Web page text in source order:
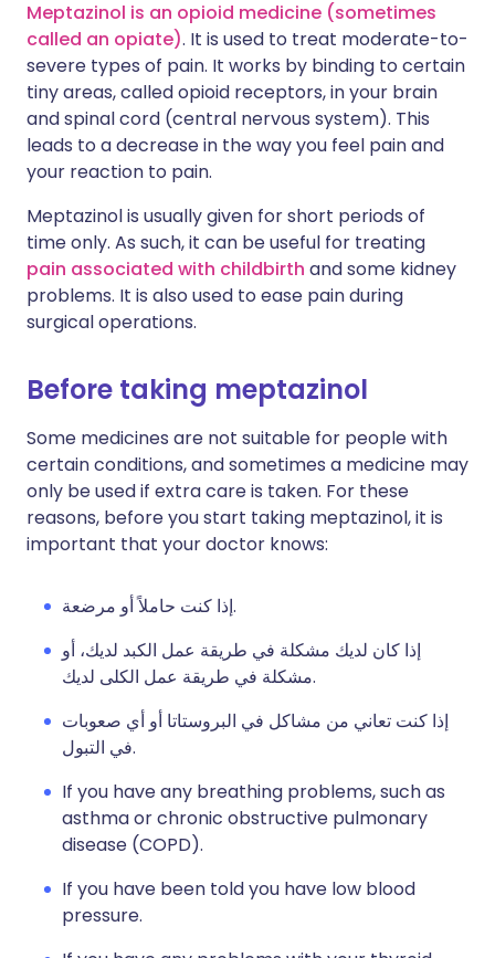
Meptazinol is an opioid medicine (sometimes
called an opiate). It is used to treat moderate-to-
severe types of pain. It works by binding to certain
tiny areas, called opioid receptors, in your brain
and spinal cord (central nervous system). This
leads to a decrease in the way you feel pain and
your reaction to pain.
Meptazinol is usually given for short periods of
time only. As such, it can be useful for treating
pain associated with childbirth and some kidney
problems. It is also used to ease pain during
surgical operations.
Before taking meptazinol
Some medicines are not suitable for people with
certain conditions, and sometimes a medicine may
only be used if extra care is taken. For these
reasons, before you start taking meptazinol, it is
important that your doctor knows:
إذا كنت حاملاً أو مرضعة.
إذا كان لديك مشكلة في طريقة عمل الكبد لديك، أو
مشكلة في طريقة عمل الكلى لديك.
إذا كنت تعاني من مشاكل في البروستاتا أو أي صعوبات
في التبول.
If you have any breathing problems, such as
asthma or chronic obstructive pulmonary
disease (COPD).
If you have been told you have low blood
pressure.